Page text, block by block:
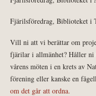
Fjärilsföredrag, Biblioteket i
Vill ni att vi berättar om
fjärilar i allmänhet? Håller ni
vårens möten i en krets av
förening eller kanske en
om det går att ordna.